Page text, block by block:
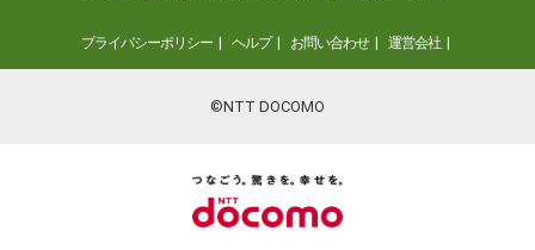
プライバシーポリシー ヘルプ お問い合わせ 運営会社
©NTT DOCOMO